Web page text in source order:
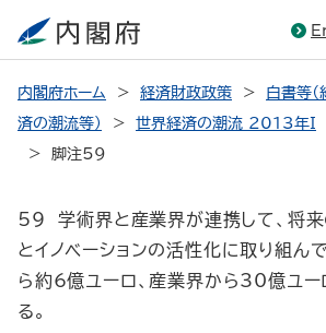
内閣府ホーム 経済財政政策
白書等
済の潮流等）
世界経済の潮流 2013年I
脚注59
59 学術界と産業界が連携して、将
とイノベーションの活性化に取り組ん
ら約6億ユーロ、産業界から30億ユ
る。